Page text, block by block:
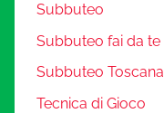
Subbuteo
Subbuteo fai da te
Subbuteo Toscana
Tecnica di Gioco